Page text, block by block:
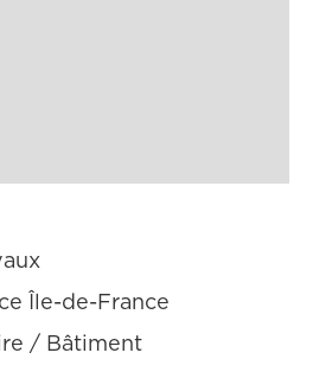
Île-de-France
/ Bâtiment